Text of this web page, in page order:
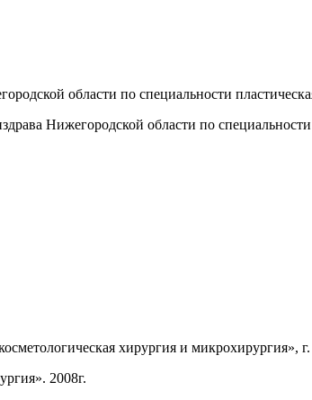
области по специальности
Нижегородской области по специальности
хирургия и микрохирургия»,
2008г.